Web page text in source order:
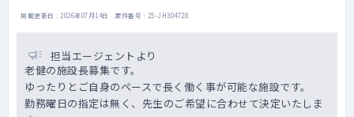
掲載更新日 : 2026年07月14日 案件番号 : 25-JH304728
担当エージェントより
老健の施設長募集です。
ゆったりとご自身のペースで長く働く事が可能な施設です。
勤務曜日の指定は無く、先生のご希望に合わせて決定いたしま